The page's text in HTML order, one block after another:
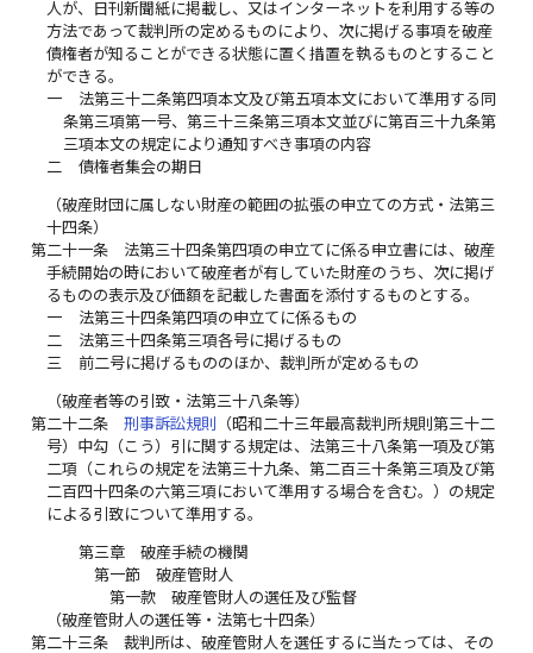
人が、日刊新聞紙に掲載し、又はインターネットを利用する等の
方法であって裁判所の定めるものにより、次に掲げる事項を破産
債権者が知ることができる状態に置く措置を執るものとすること
ができる。
一
法第三十二条第四項本文及び第五項本文において準用する同
条第三項第一号、第三十三条第三項本文並びに第百三十九条第
三項本文の規定により通知すべき事項の内容
二
債権者集会の期日
（破産財団に属しない財産の範囲の拡張の申立ての方式・法第三
十四条）
第二十一条
法第三十四条第四項の申立てに係る申立書には、破産
手続開始の時において破産者が有していた財産のうち、次に掲げ
るものの表示及び価額を記載した書面を添付するものとする。
一
法第三十四条第四項の申立てに係るもの
二
法第三十四条第三項各号に掲げるもの
三
前二号に掲げるもののほか、裁判所が定めるもの
（破産者等の引致・法第三十八条等）
第二十二条
刑事訴訟規則 （昭和二十三年最高裁判所規則第三十二
号）中勾（こう）引に関する規定は、法第三十八条第一項及び第
二項（これらの規定を法第三十九条、第二百三十条第三項及び第
二百四十四条の六第三項において準用する場合を含む。）の規定
による引致について準用する。
第三章 破産手続の機関
第一節 破産管財人
第一款 破産管財人の選任及び監督
（破産管財人の選任等・法第七十四条）
第二十三条
裁判所は、破産管財人を選任するに当たっては、その